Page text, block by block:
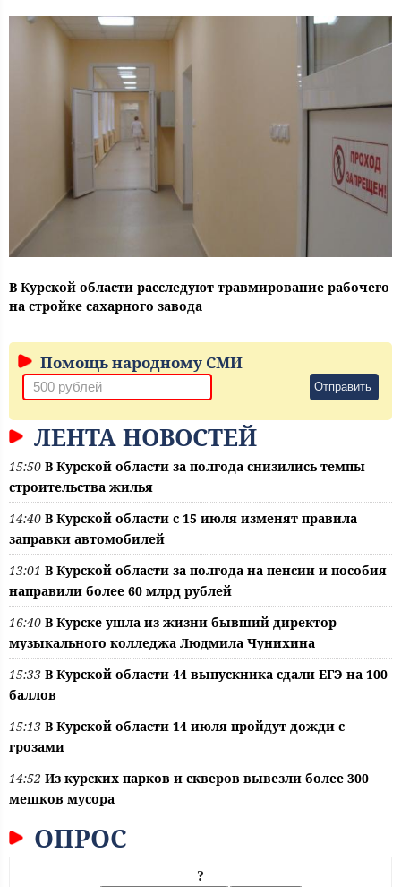
В Курской области расследуют травмирование рабочего
на стройке сахарного завода
Помощь народному СМИ
Отправить
ЛЕНТА НОВОСТЕЙ
15:50 В Курской области за полгода снизились темпы
строительства жилья
14:40 В Курской области с 15 июля изменят правила
заправки автомобилей
13:01 В Курской области за полгода на пенсии и пособия
направили более 60 млрд рублей
16:40 В Курске ушла из жизни бывший директор
музыкального колледжа Людмила Чунихина
15:33 В Курской области 44 выпускника сдали ЕГЭ на 100
баллов
15:13 В Курской области 14 июля пройдут дожди с
грозами
14:52 Из курских парков и скверов вывезли более 300
мешков мусора
ОПРОС
?